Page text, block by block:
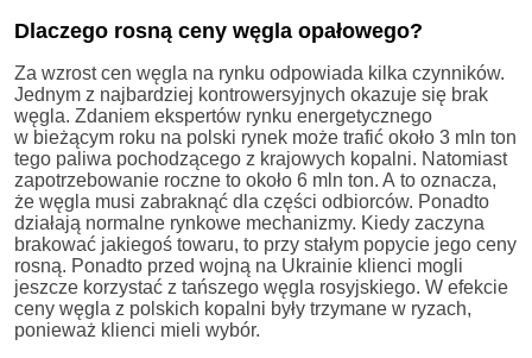
Dlaczego rosną ceny węgla opałowego?
Za wzrost cen węgla na rynku odpowiada kilka czynników.
Jednym z najbardziej kontrowersyjnych okazuje się brak
węgla. Zdaniem ekspertów rynku energetycznego
w bieżącym roku na polski rynek może trafić około 3 mln ton
tego paliwa pochodzącego z krajowych kopalni. Natomiast
zapotrzebowanie roczne to około 6 mln ton. A to oznacza,
że węgla musi zabraknąć dla części odbiorców. Ponadto
działają normalne rynkowe mechanizmy. Kiedy zaczyna
brakować jakiegoś towaru, to przy stałym popycie jego ceny
rosną. Ponadto przed wojną na Ukrainie klienci mogli
jeszcze korzystać z tańszego węgla rosyjskiego. W efekcie
ceny węgla z polskich kopalni były trzymane w ryzach,
ponieważ klienci mieli wybór.